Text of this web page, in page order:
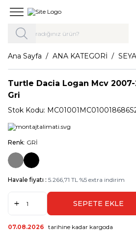
Ana Sayfa ANA KATEGORİ
Turtle Dacia Logan Mcv 2007-
Gri
Stok Kodu:
Renk: GRİ
Havale fiyatı : 5.266,71 TL %5 extra indirim
SEPETE EKLE
07.08.2026 tarihine kadar kargoda